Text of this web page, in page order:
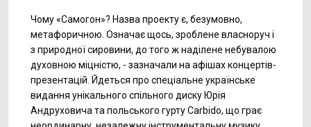
Чому «Самогон»? Назва проекту є, безумовно,
метафоричною. Означає щось, зроблене власноруч і
з природної сировини, до того ж наділене небувалою
духовною міцністю, - зазначали на афішах концертів-
презентацій. Йдеться про спеціальне українське
видання унікального спільного диску Юрія
Андруховича та польського гуртуCarbido, що грає